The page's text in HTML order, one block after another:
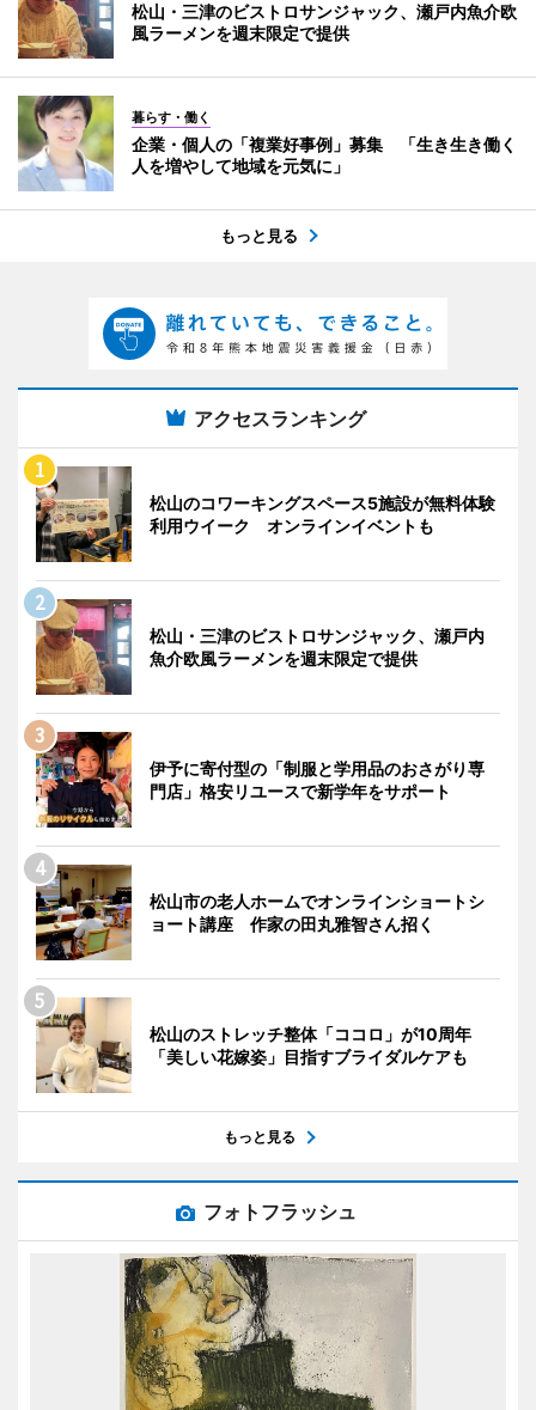
松山・三津のビストロサンジャック、瀬戸内魚介欧
風ラーメンを週末限定で提供
暮らす・働く
企業・個人の「複業好事例」募集 「生き生き働く
人を増やして地域を元気に」
もっと見る
アクセスランキング
松山のコワーキングスペース5施設が無料体験
利用ウイーク オンラインイベントも
松山・三津のビストロサンジャック、瀬戸内
魚介欧風ラーメンを週末限定で提供
伊予に寄付型の「制服と学用品のおさがり専
門店」格安リユースで新学年をサポート
松山市の老人ホームでオンラインショートシ
ョート講座 作家の田丸雅智さん招く
松山のストレッチ整体「ココロ」が10周年
「美しい花嫁姿」目指すブライダルケアも
もっと見る
フォトフラッシュ